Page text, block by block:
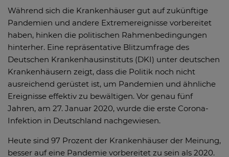
Während sich die Krankenhäuser gut auf zukünftige
Pandemien und andere Extremereignisse vorbereitet
haben, hinken die politischen Rahmenbedingungen
hinterher. Eine repräsentative Blitzumfrage des
Deutschen Krankenhausinstituts (DKI) unter deutschen
Krankenhäusern zeigt, dass die Politik noch nicht
ausreichend gerüstet ist, um Pandemien und ähnliche
Ereignisse effektiv zu bewältigen. Vor genau fünf
Jahren, am 27. Januar 2020, wurde die erste Corona-
Infektion in Deutschland nachgewiesen.
Heute sind 97 Prozent der Krankenhäuser der Meinung,
besser auf eine Pandemie vorbereitet zu sein als 2020.